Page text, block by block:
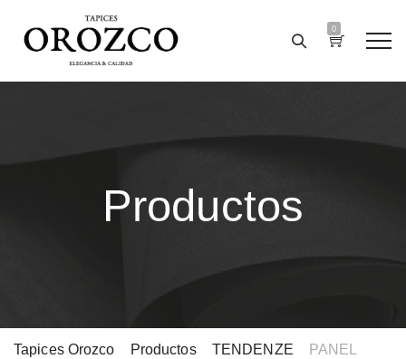
0
Productos
Tapices Orozco Productos> TENDENZE
PANEL